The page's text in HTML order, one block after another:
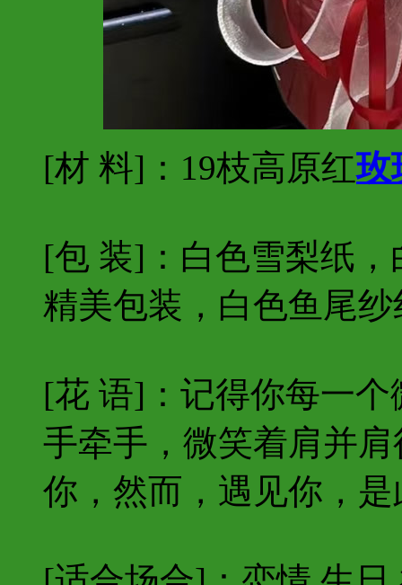
[材 料]：19枝高原红玫
[包 装]：白色雪梨纸
精美包装，白色鱼尾
[花 语]：记得你每一
手牵手，微笑着肩并
你，然而，遇见你，